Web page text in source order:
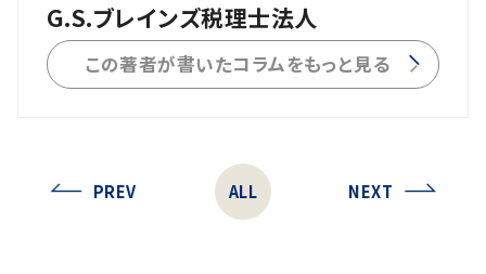
G.S.ブレインズ税理士法人
この著者が書いたコラムをもっと見る
PREV ALL NEXT